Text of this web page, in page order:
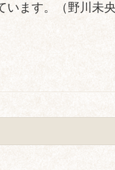
います。（野川未